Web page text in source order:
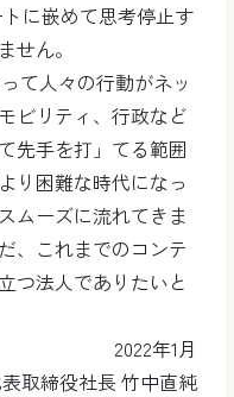
に嵌めて思考停止す
ん。
て人々の行動がネッ
ビリティ、行政など
先手を打」てる範囲
り困難な時代になっ
ムーズに流れてきま
、これまでのコンテ
つ法人でありたいと
2022年1月
取締役社長 竹中直純